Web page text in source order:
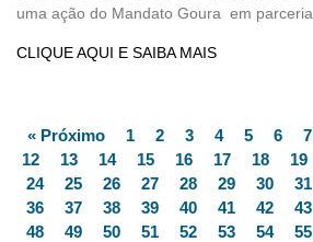
uma ação do Mandato Goura em parceria
CLIQUE AQUI E SAIBA MAIS
« Próximo 1 2 3 4 5 6 7
12
13 14 15 16 17 18 19
24
25 26 27 28 29 30 31
36
37 38 39 40 41 42 43
48
49 50 51 52 53 54 55